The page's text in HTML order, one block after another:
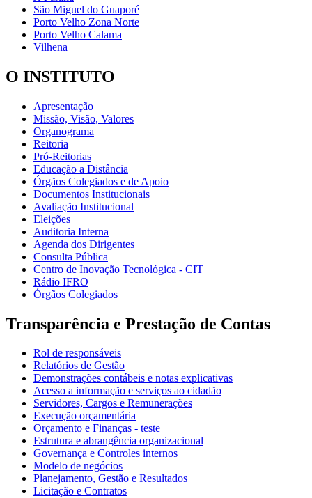
São Miguel do Guaporé
Porto Velho Zona Norte
Porto Velho Calama
Vilhena
O INSTITUTO
Apresentação
Missão, Visão, Valores
Organograma
Reitoria
Pró-Reitorias
Educação a Distância
Órgãos Colegiados e de Apoio
Documentos Institucionais
Avaliação Institucional
Eleições
Auditoria Interna
Agenda dos Dirigentes
Consulta Pública
Centro de Inovação Tecnológica - CIT
Rádio IFRO
Órgãos Colegiados
Transparência e Prestação de Contas
Rol de responsáveis
Relatórios de Gestão
Demonstrações contábeis e notas explicativas
Acesso a informação e serviços ao cidadão
Servidores, Cargos e Remunerações
Execução orçamentária
Orçamento e Finanças - teste
Estrutura e abrangência organizacional
Governança e Controles internos
Modelo de negócios
Planejamento, Gestão e Resultados
Licitação e Contratos